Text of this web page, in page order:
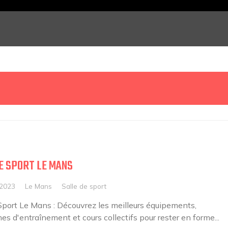
SPORT LE MANS
Le Mans Salle de sport
Le Mans : Découvrez les meilleurs équipements,
d'entraînement et cours collectifs pour rester en forme...